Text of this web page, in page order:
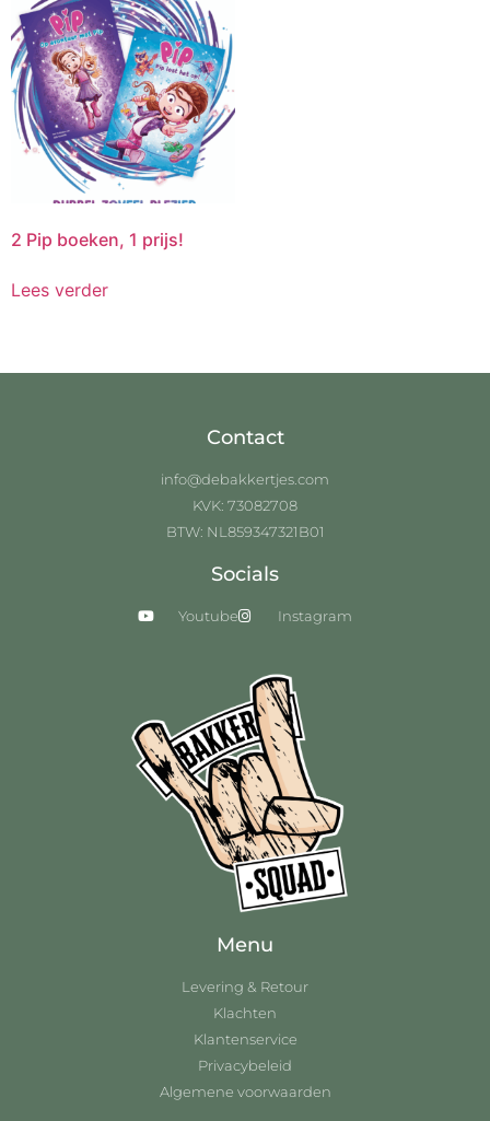
2 Pip boeken, 1 prijs!
Lees verder
Menu
Levering & Retour
Klachten
Klantenservice
Privacybeleid
Algemene voorwaarden
Contact
info@debakkertjes.com
KVK: 73082708
BTW: NL859347321B01
Socials
Youtube Instagram